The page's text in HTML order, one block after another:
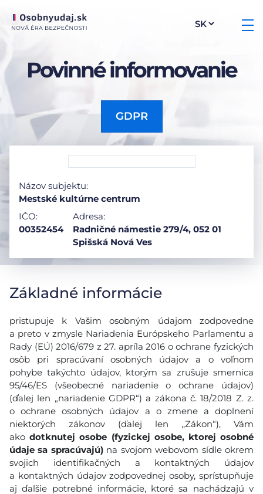
Povinné informovanie
GDPR
Názov subjektu:
Mestské kultúrne centrum
IČO:
00352454
Adresa:
Radničné námestie 279/4, 052 01
Spišská Nová Ves
Základné informácie
pristupuje k Vašim osobným údajom zodpovedne
a preto v zmysle Nariadenia Európskeho Parlamentu a
Rady (EÚ) 2016/679 z 27. apríla 2016 o ochrane fyzických
osôb pri spracúvaní osobných údajov a o voľnom
pohybe takýchto údajov, ktorým sa zrušuje smernica
95/46/ES (všeobecné nariadenie o ochrane údajov)
(ďalej len „nariadenie GDPR“) a zákona č. 18/2018 Z. z.
o ochrane osobných údajov a o zmene a doplnení
niektorých zákonov (ďalej len ,,Zákon“), Vám
akodotknutej osobe (fyzickej osobe, ktorej osobné
údaje sa spracúvajú)na svojom webovom sídle okrem
svojich identifikačných a kontaktných údajov
a kontaktných údajov zodpovednej osoby, sprístupňuje
aj ďalšie potrebné informácie, ktoré sa nachádzajú v